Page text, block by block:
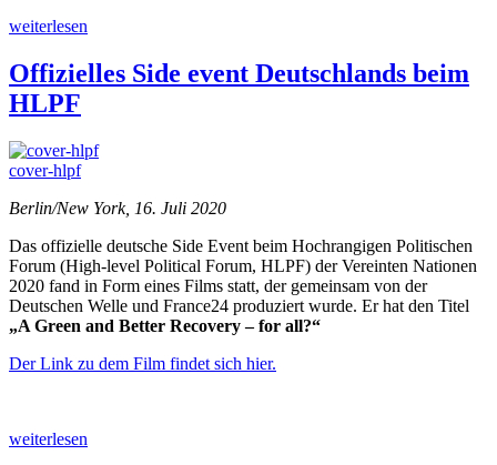
weiterlesen
Offizielles Side event Deutschlands beim
HLPF
cover-hlpf
Berlin/New York, 16. Juli 2020
Das offizielle deutsche Side Event beim Hochrangigen Politischen
Forum (High-level Political Forum, HLPF) der Vereinten Nationen
2020 fand in Form eines Films statt, der gemeinsam von der
Deutschen Welle und France24 produziert wurde. Er hat den Titel
„A Green and Better Recovery – for all?“
Der Link zu dem Film findet sich hier.
weiterlesen